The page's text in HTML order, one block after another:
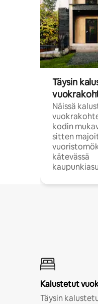
Täysin
Näissä
kodin
sitten
kätevässä
Kalustetut
Täysin